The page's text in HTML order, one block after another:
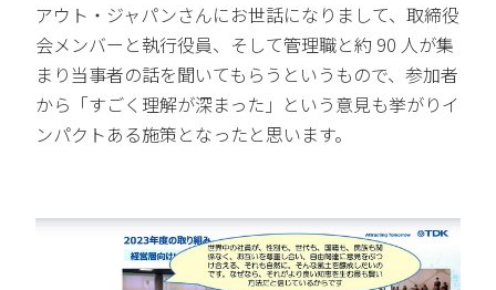
アウト・ジャパンさんにお世話になりまして、取締役
会メンバーと執行役員、そして管理職と約 90 人が集
まり当事者の話を聞いてもらうというもので、参加者
から「すごく理解が深まった」という意見も挙がりイ
ンパクトある施策となったと思います。